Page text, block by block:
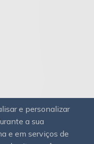
e personalizar
a sua
e em serviços de